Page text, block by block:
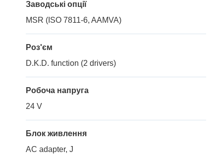
Заводські опції
MSR (ISO 7811-6, AAMVA)
Роз'єм
D.K.D. function (2 drivers)
Робоча напруга
24 V
Блок живлення
AC adapter, J